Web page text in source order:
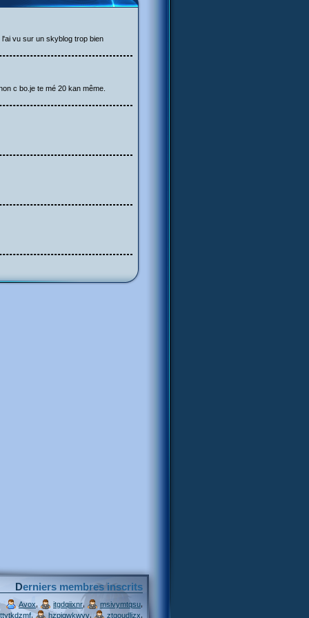
vu sur un skyblog trop bien
c bo.je te mé 20 kan même.
Derniers membres inscrits
Avox itgdqiixnr, msivymtqsu
, hzpjqwkwvv ztgoudljzx